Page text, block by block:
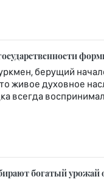
берущий
живое духовное
всегда
богатый